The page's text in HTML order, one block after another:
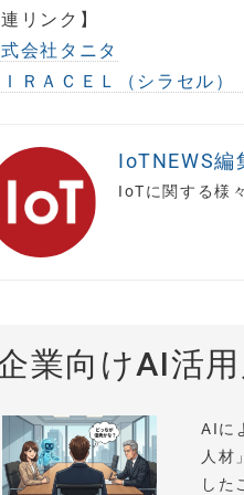
連リンク】
会社タニタ
ＩＲＡＣＥＬ（シラセル
IoTNEWS編
IoTに関する様
業向けAI活
AIに
人材
した